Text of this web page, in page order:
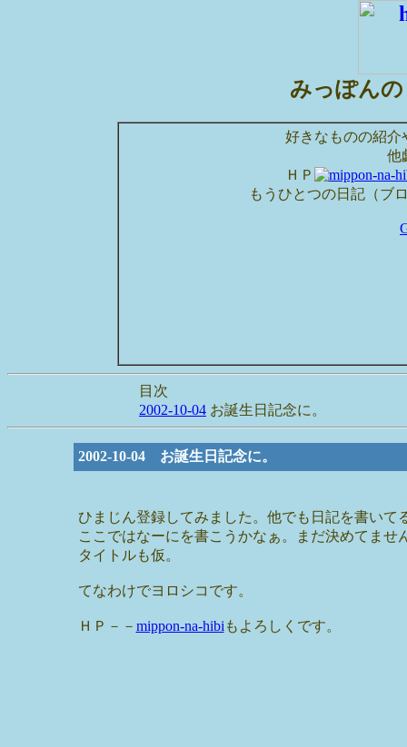
みっぽん
好きなものの紹介
他
ＨＰ
もうひとつの日記（ブ
目次
2002-10-04 お誕生日記念に。
2002-10-04 お誕生日記念に。
ひまじん登録してみました。他でも日記を書いて
ここではなーにを書こうかなぁ。まだ決めてませ
タイトルも仮。
てなわけでヨロシコです。
ＨＰ－－ mippon-na-hibi もよろしくです。